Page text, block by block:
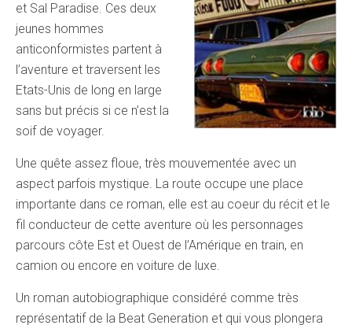
et Sal Paradise. Ces deux
jeunes hommes
anticonformistes partent à
l’aventure et traversent les
Etats-Unis de long en large
sans but précis si ce n’est la
soif de voyager.
Une quête assez floue, très mouvementée avec un
aspect parfois mystique. La route occupe une place
importante dans ce roman, elle est au coeur du récit et le
fil conducteur de cette aventure où les personnages
parcours côte Est et Ouest de l’Amérique en train, en
camion ou encore en voiture de luxe.
Un roman autobiographique considéré comme très
représentatif de la Beat Generation et qui vous plongera